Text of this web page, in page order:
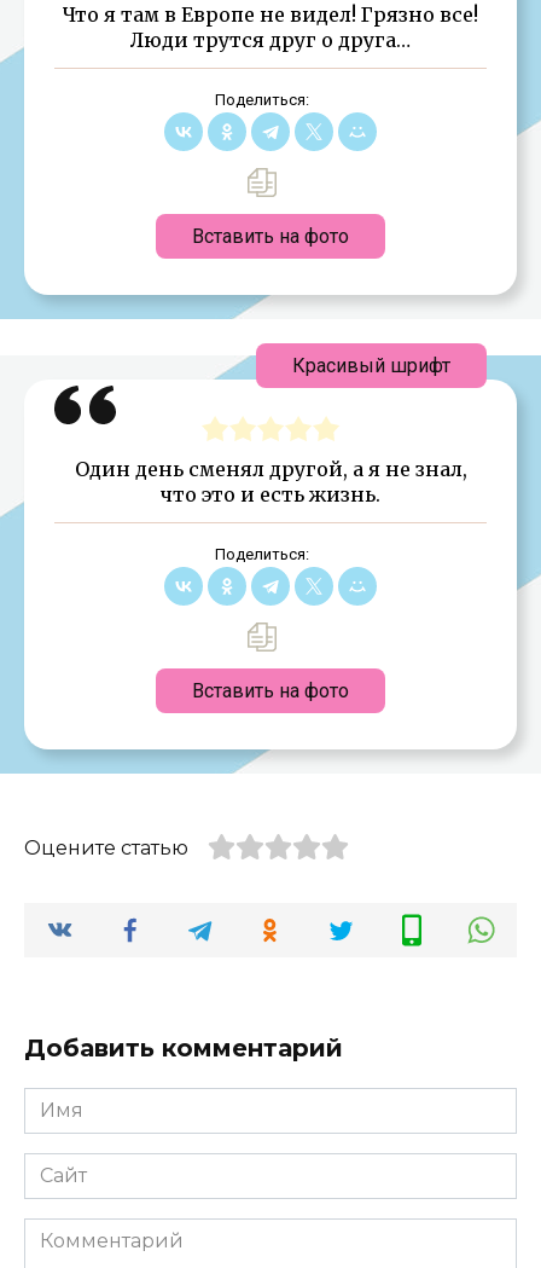
Что я там в Европе не видел! Грязно все!
Люди трутся друг о друга…
Поделиться:
Вставить на фото
Один день сменял другой, а я не знал,
что это и есть жизнь.
Поделиться:
Вставить на фото
Красивый шрифт
Оцените статью
Добавить комментарий
Имя
*
Сайт
Комментарий